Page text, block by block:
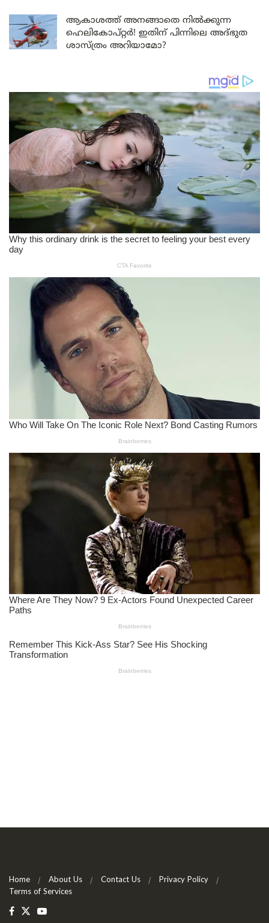
ആകാശത്ത് അനങ്ങാതെ നില്‍ക്കുന്ന
ഹെലികോപ്റ്റര്‍! ഇതിന് പിന്നിലെ അദ്ഭുത
ശാസ്ത്രം അറിയാമോ?
Home About Us Contact Us
Privacy Policy
Terms of Services